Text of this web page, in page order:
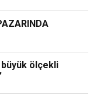
ölçekli